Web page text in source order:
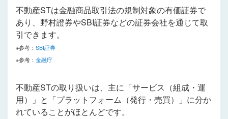
不動産STは金融商品取引法の規制対象の有価証券で
あり、野村證券やSBI証券などの証券会社を通じて取
引できます。
※参考： SBI証券
※参考： 金融庁
不動産STの取り扱いは、主に「サービス（組成・運
用）」と「プラットフォーム（発行・売買）」に分か
れていることがほとんどです。